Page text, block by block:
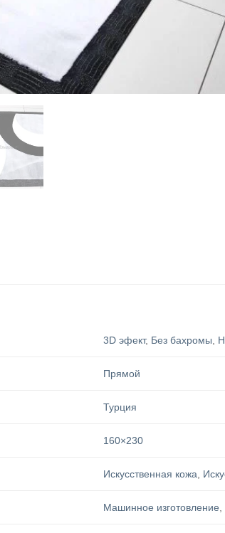
3D эфект, Без бахромы
Прямой
Турция
160×230
Искусственная кожа
Машинное изготовление